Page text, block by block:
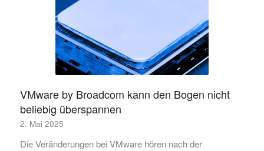
VMware by Broadcom kann den Bogen nicht
beliebig überspannen
2. Mai 2025
Die Veränderungen bei VMware hören nach der